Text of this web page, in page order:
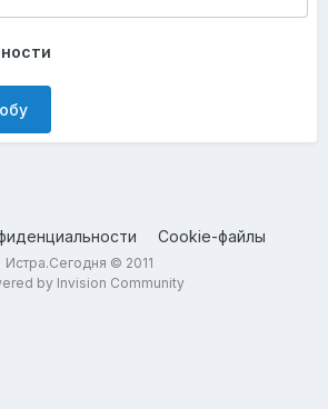
Cookie-файлы
Истра.Сегодня © 2011
by Invision Community